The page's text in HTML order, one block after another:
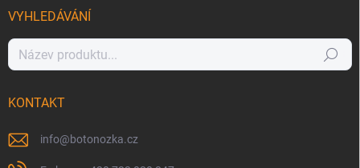
VYHLEDÁVÁNÍ
Hledat
KONTAKT
info@botonozka.cz